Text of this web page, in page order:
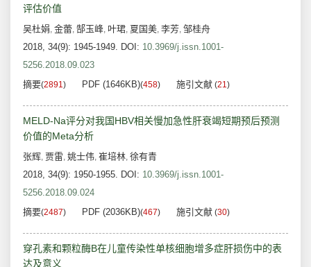
评估价值
吴杜娟, 金蕾, 郜玉峰, 叶珺, 夏国美, 李芳, 邹桂舟
2018, 34(9): 1945-1949. DOI: 10.3969/j.issn.1001-
5256.2018.09.023
摘要(2891) PDF (1646KB)(458) 施引文献 (21)
MELD-Na评分对我国HBV相关慢加急性肝衰竭短期预后预测
价值的Meta分析
张辉, 贾雷, 姚士伟, 崔培林, 徐有青
2018, 34(9): 1950-1955. DOI: 10.3969/j.issn.1001-
5256.2018.09.024
摘要(2487) PDF (2036KB)(467) 施引文献 (30)
穿孔素和颗粒酶B在儿童传染性单核细胞增多症肝损伤中的表
达及意义